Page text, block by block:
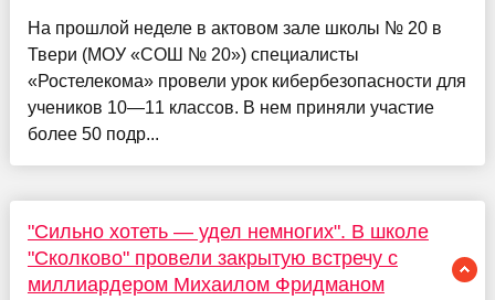
На прошлой неделе в актовом зале школы № 20 в
Твери (МОУ «СОШ № 20») специалисты
«Ростелекома» провели урок кибербезопасности для
учеников 10—11 классов. В нем приняли участие
более 50 подр...
"Сильно хотеть — удел немногих". В школе
"Сколково" провели закрытую встречу с
миллиардером Михаилом Фридманом